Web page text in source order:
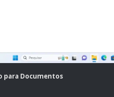
para Documentos